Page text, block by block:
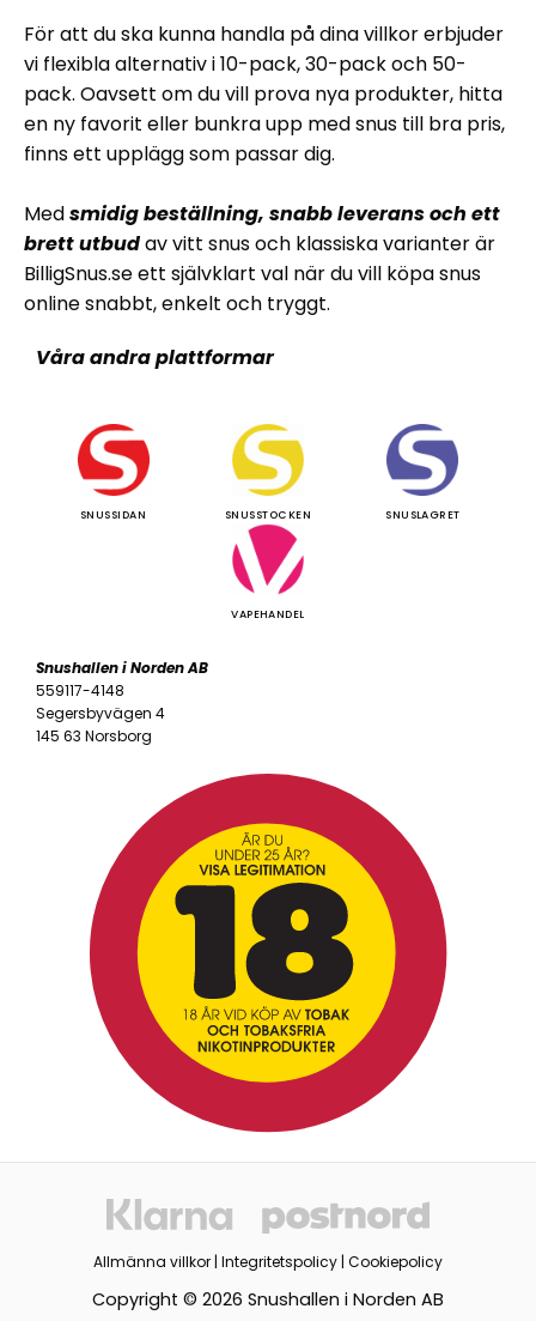
För att du ska kunna handla på dina villkor erbjuder
vi flexibla alternativ i 10-pack, 30-pack och 50-
pack. Oavsett om du vill prova nya produkter, hitta
en ny favorit eller bunkra upp med snus till bra pris,
finns ett upplägg som passar dig.
Medsmidig beställning, snabb leverans och ett
brett utbudav vitt snus och klassiska varianter är
BilligSnus.se ett självklart val när du vill köpa snus
online snabbt, enkelt och tryggt.
Våra andra plattformar
SNUSSIDAN SNUSSTOCKEN SNUSLAGRET
VAPEHANDEL
Snushallen i Norden AB
559117-4148
Segersbyvägen 4
145 63 Norsborg
Allmänna villkor Integritetspolicy Cookiepolicy
Copyright © 2026 Snushallen i Norden AB